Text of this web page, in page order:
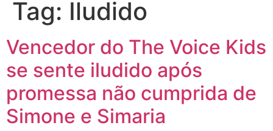
Tag: Iludido
Vencedor do The Voice Kids
se sente iludido após
promessa não cumprida de
Simone e Simaria